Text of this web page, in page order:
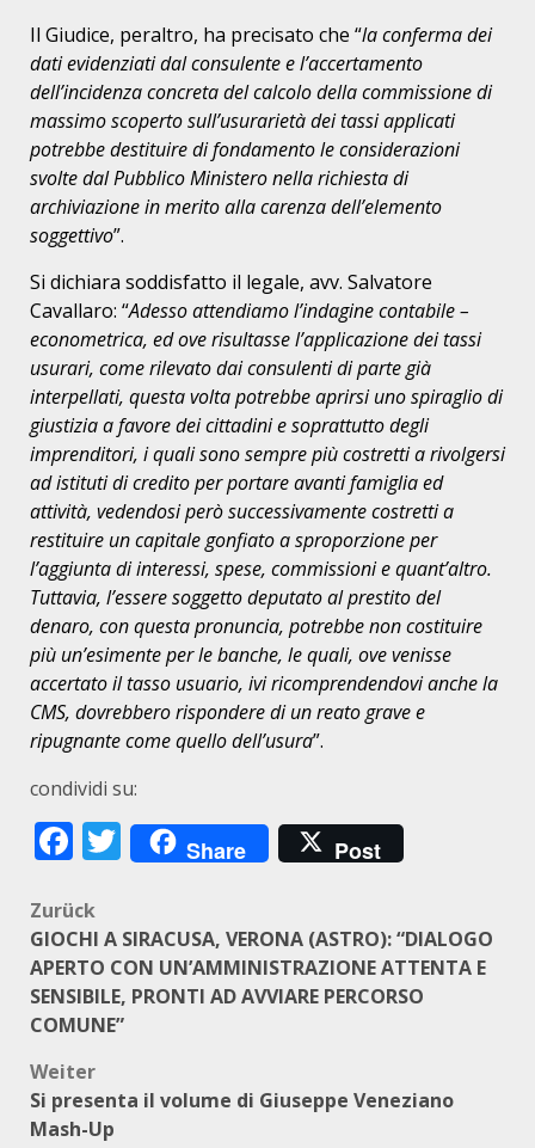
Il Giudice, peraltro, ha precisato che “la conferma dei
dati evidenziati dal consulente e l’accertamento
dell’incidenza concreta del calcolo della commissione di
massimo scoperto sull’usurarietà dei tassi applicati
potrebbe destituire di fondamento le considerazioni
svolte dal Pubblico Ministero nella richiesta di
archiviazione in merito alla carenza dell’elemento
soggettivo”.
Si dichiara soddisfatto il legale, avv. Salvatore
Cavallaro: “Adesso attendiamo l’indagine contabile –
econometrica, ed ove risultasse l’applicazione dei tassi
usurari, come rilevato dai consulenti di parte già
interpellati, questa volta potrebbe aprirsi uno spiraglio di
giustizia a favore dei cittadini e soprattutto degli
imprenditori, i quali sono sempre più costretti a rivolgersi
ad istituti di credito per portare avanti famiglia ed
attività, vedendosi però successivamente costretti a
restituire un capitale gonfiato a sproporzione per
l’aggiunta di interessi, spese, commissioni e quant’altro.
Tuttavia, l’essere soggetto deputato al prestito del
denaro, con questa pronuncia, potrebbe non costituire
più un’esimente per le banche, le quali, ove venisse
accertato il tasso usuario, ivi ricomprendendovi anche la
CMS, dovrebbero rispondere di un reato grave e
ripugnante come quello dell’usura”.
condividi su:
Facebook
Twitter
Share Post
Beitragsnavigation
Zurück
GIOCHI A SIRACUSA, VERONA (ASTRO): “DIALOGO
APERTO CON UN’AMMINISTRAZIONE ATTENTA E
SENSIBILE, PRONTI AD AVVIARE PERCORSO
COMUNE”
Weiter
Si presenta il volume di Giuseppe Veneziano
Mash-Up